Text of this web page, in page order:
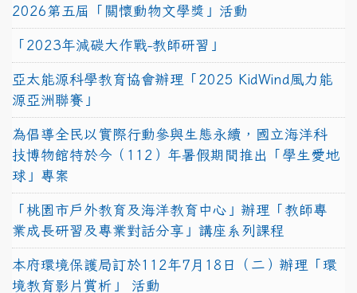
2026第五屆「關懷動物文學獎」活動
「2023年減碳大作戰-教師研習」
亞太能源科學教育協會辦理「2025 KidWind風力能
源亞洲聯賽」
為倡導全民以實際行動參與生態永續，國立海洋科
技博物館特於今（112）年暑假期間推出「學生愛地
球」專案
「桃園市戶外教育及海洋教育中心」辦理「教師專
業成長研習及專業對話分享」講座系列課程
本府環境保護局訂於112年7月18日（二）辦理「環
境教育影片賞析」 活動